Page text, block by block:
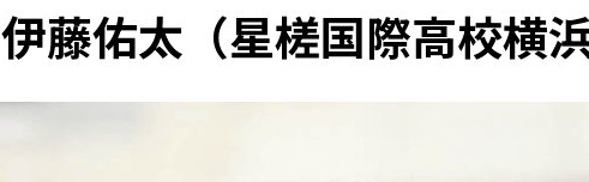
伊藤佑太（星槎国際高校横